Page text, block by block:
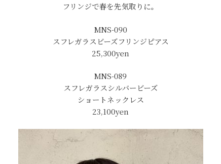
フリンジで春を先気取りに。
MNS-090
スフレガラスビーズフリンジピアス
25,300yen
MNS-089
スフレガラスシルバービーズ
ショートネックレス
23,100yen